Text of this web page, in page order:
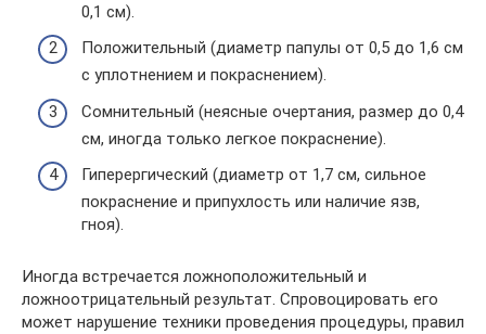
0,1 см).
Положительный (диаметр папулы от 0,5 до 1,6 см
с уплотнением и покраснением).
Сомнительный (неясные очертания, размер до 0,4
см, иногда только легкое покраснение).
Гиперергический (диаметр от 1,7 см, сильное
покраснение и припухлость или наличие язв,
гноя).
Иногда встречается ложноположительный и
ложноотрицательный результат. Спровоцировать его
может нарушение техники проведения процедуры, правил